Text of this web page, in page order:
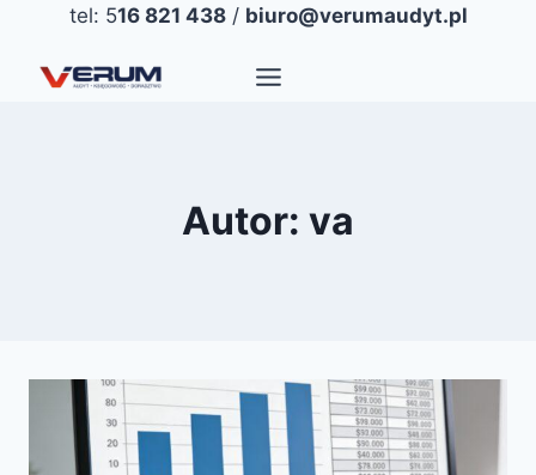
Przejdź
treści
tel: 516 821 438/ biuro@verumaudyt.pl
Autor: va